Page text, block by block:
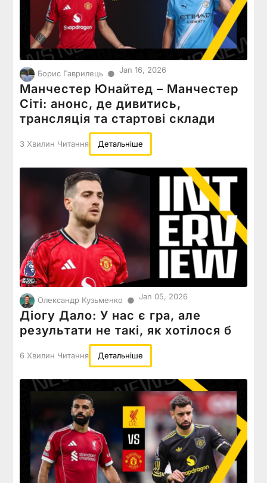
Борис Гаврилець ● Jan 16, 2026
Манчестер Юнайтед – Манчестер
Сіті: анонс, де дивитись,
трансляція та стартові склади
3 Хвилин Читання Детальніше
Олександр Кузьменко ● Jan 05, 2026
Діогу Дало: У нас є гра, але
результати не такі, як хотілося б
6 Хвилин Читання Детальніше